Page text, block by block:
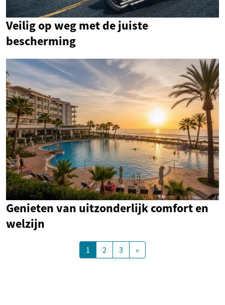
Veilig op weg met de juiste
bescherming
Genieten van uitzonderlijk comfort en
welzijn
1 2 3 »